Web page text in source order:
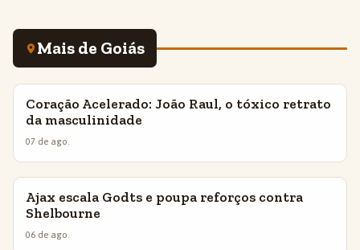
Mais de Goiás
INSIGHTS
Coração Acelerado: João Raul, o tóxico retrato
da masculinidade
07 de ago.
INSIGHTS
Ajax escala Godts e poupa reforços contra
Shelbourne
06 de ago.